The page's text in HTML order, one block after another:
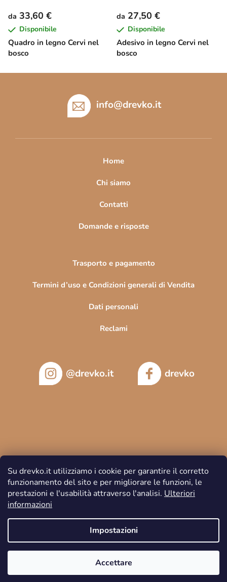
Su drevko.it utilizziamo i cookie per garantire il corretto
funzionamento del sito e per migliorare le funzioni, le
prestazioni e l'usabilità attraverso l'analisi. Ulteriori
informazioni
Impostazioni
Accettare
Quadro in legno Cervi nel
bosco
da 33,60 €
Disponibile
Adesivo in legno Cervi nel
bosco
da 27,50 €
Disponibile
info@drevko.it
Home
Chi siamo
Contatti
Domande e risposte
Trasporto e pagamento
Termini d’uso e Condizioni generali di Vendita
Dati personali
Reclami
@drevko.it drevko
Creato da Shoptet